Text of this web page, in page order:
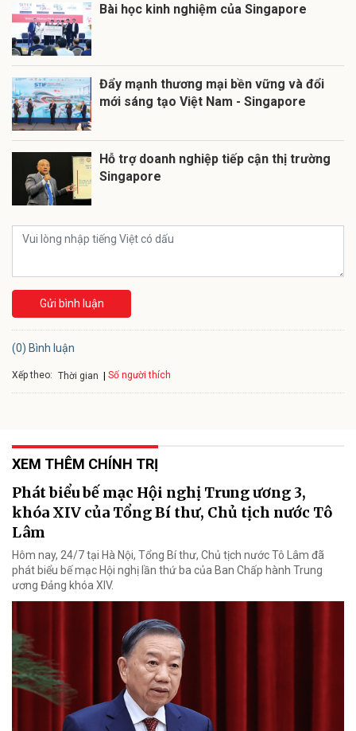
Bài học kinh nghiệm của Singapore
Đẩy mạnh thương mại bền vững và đổi
mới sáng tạo Việt Nam - Singapore
Hỗ trợ doanh nghiệp tiếp cận thị trường
Singapore
Gửi bình luận
(0) Bình luận
Xếp theo: Thời gian Số người thích
XEM THÊM CHÍNH TRỊ
Phát biểu bế mạc Hội nghị Trung ương 3,
khóa XIV của Tổng Bí thư, Chủ tịch nước Tô
Lâm
Hôm nay, 24/7 tại Hà Nội, Tổng Bí thư, Chủ tịch nước Tô Lâm đã
phát biểu bế mạc Hội nghị lần thứ ba của Ban Chấp hành Trung
ương Đảng khóa XIV.